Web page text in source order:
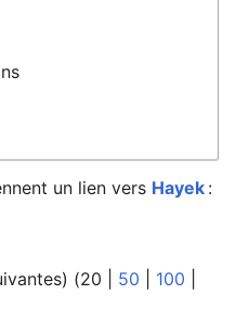
un lien vers Hayek :
) (20 50 100